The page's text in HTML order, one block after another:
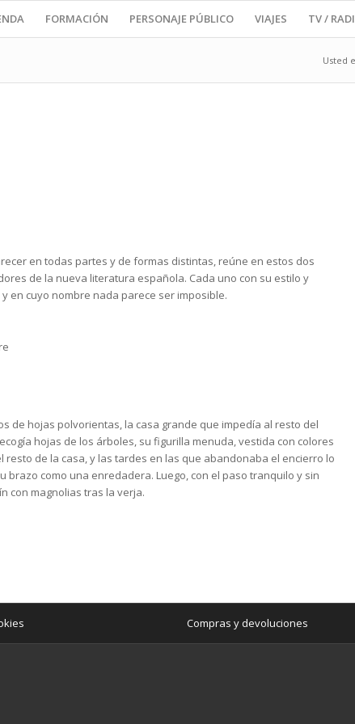
FORMACIÓN PERSONAJE PÚBLICO VIAJES TV /
Usted
en todas partes y de formas distintas, reúne en estos dos
de la nueva literatura española. Cada uno con su estilo y
en cuyo nombre nada parece ser imposible.
de hojas polvorientas, la casa grande que impedía al resto del
hojas de los árboles, su figurilla menuda, vestida con colores
de la casa, y las tardes en las que abandonaba el encierro lo
como una enredadera. Luego, con el paso tranquilo y sin
con magnolias tras la verja.
Compras y devoluciones